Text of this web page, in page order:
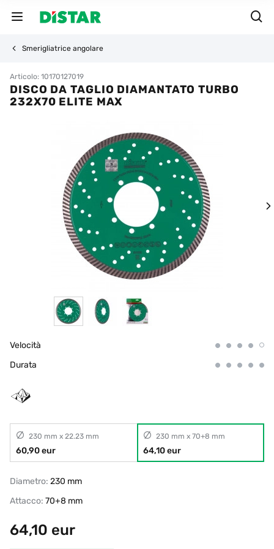
Smerigliatrice angolare
Articolo: 10170127019
DISCO DA TAGLIO DIAMANTATO TURBO
232X70 ELITE MAX
Velocità
Durata
230 mm x 22.23 mm
60,90 eur
230 mm x 70+8 mm
64,10 eur
Diametro: 230 mm
Attacco: 70+8 mm
64,10 eur